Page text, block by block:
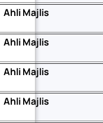
Ahli Majlis
Ahli Majlis
Ahli Majlis
Ahli Majlis